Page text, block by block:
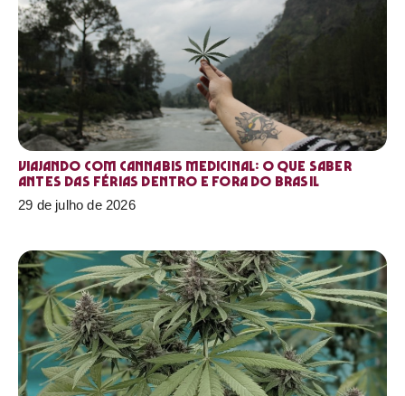
Viajando com cannabis medicinal: o que saber
antes das férias dentro e fora do Brasil
29 de julho de 2026